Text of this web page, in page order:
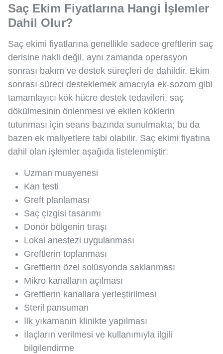
Saç Ekim Fiyatlarına Hangi İşlemler
Dahil Olur?
Saç ekimi fiyatlarına genellikle sadece greftlerin saç
derisine nakli değil, aynı zamanda operasyon
sonrası bakım ve destek süreçleri de dahildir. Ekim
sonrası süreci desteklemek amacıyla ek-sozom gibi
tamamlayıcı kök hücre destek tedavileri, saç
dökülmesinin önlenmesi ve ekilen köklerin
tutunması için seans bazında sunulmakta; bu da
bazen ek maliyetlere tabi olabilir. Saç ekimi fiyatına
dahil olan işlemler aşağıda listelenmiştir:
Uzman muayenesi
Kan testi
Greft planlaması
Saç çizgisi tasarımı
Donör bölgenin tıraşı
Lokal anestezi uygulanması
Greftlerin toplanması
Greftlerin özel solüsyonda saklanması
Mikro kanalların açılması
Greftlerin kanallara yerleştirilmesi
Steril pansuman
İlk yıkamanın klinikte yapılması
İlaçların verilmesi ve kullanımıyla ilgili
bilgilendirme